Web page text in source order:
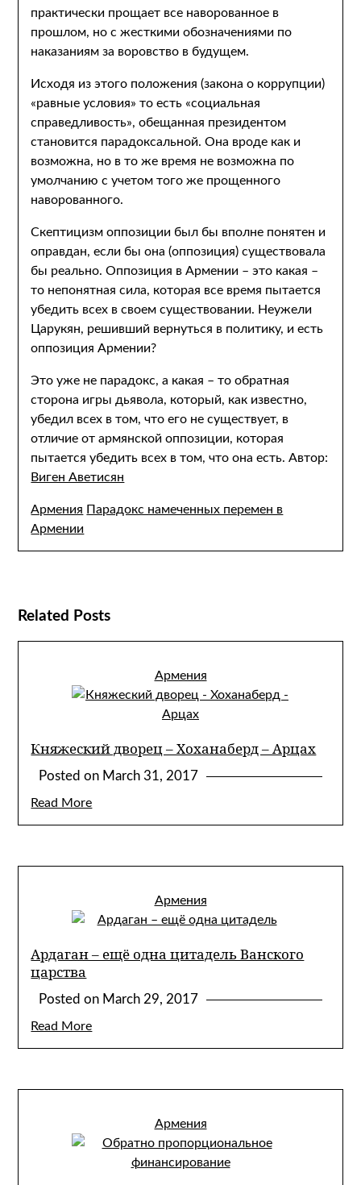
практически прощает все наворованное в
прошлом, но с жесткими обозначениями по
наказаниям за воровство в будущем.
Исходя из этого положения (закона о коррупции)
«равные условия» то есть «социальная
справедливость», обещанная президентом
становится парадоксальной. Она вроде как и
возможна, но в то же время не возможна по
умолчанию с учетом того же прощенного
наворованного.
Скептицизм оппозиции был бы вполне понятен и
оправдан, если бы она (оппозиция) существовала
бы реально. Оппозиция в Армении – это какая –
то непонятная сила, которая все время пытается
убедить всех в своем существовании. Неужели
Царукян, решивший вернуться в политику, и есть
оппозиция Армении?
Это уже не парадокс, а какая – то обратная
сторона игры дьявола, который, как известно,
убедил всех в том, что его не существует, в
отличие от армянской оппозиции, которая
пытается убедить всех в том, что она есть. Автор:
Виген Аветисян
Армения Парадокс намеченных перемен в
Армении
Related Posts
Армения
Княжеский дворец – Хоханаберд – Арцах
Posted on March 31, 2017
Read More
Армения
Ардаган – ещё одна цитадель Ванского
царства
Posted on March 29, 2017
Read More
Армения